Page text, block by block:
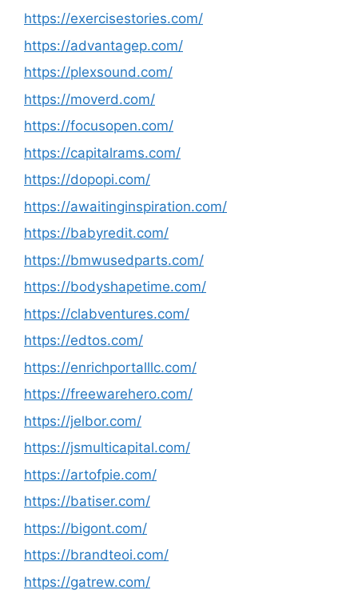
https://exercisestories.com/
https://advantagep.com/
https://plexsound.com/
https://moverd.com/
https://focusopen.com/
https://capitalrams.com/
https://dopopi.com/
https://awaitinginspiration.com/
https://babyredit.com/
https://bmwusedparts.com/
https://bodyshapetime.com/
https://clabventures.com/
https://edtos.com/
https://enrichportalllc.com/
https://freewarehero.com/
https://jelbor.com/
https://jsmulticapital.com/
https://artofpie.com/
https://batiser.com/
https://bigont.com/
https://brandteoi.com/
https://gatrew.com/